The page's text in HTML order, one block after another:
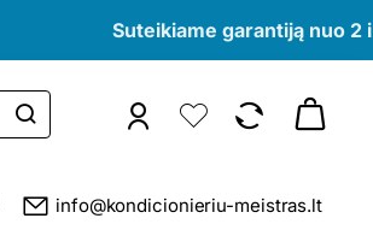
Suteikiame garantiją nuo 2
info@kondicionieriu-meistras.lt